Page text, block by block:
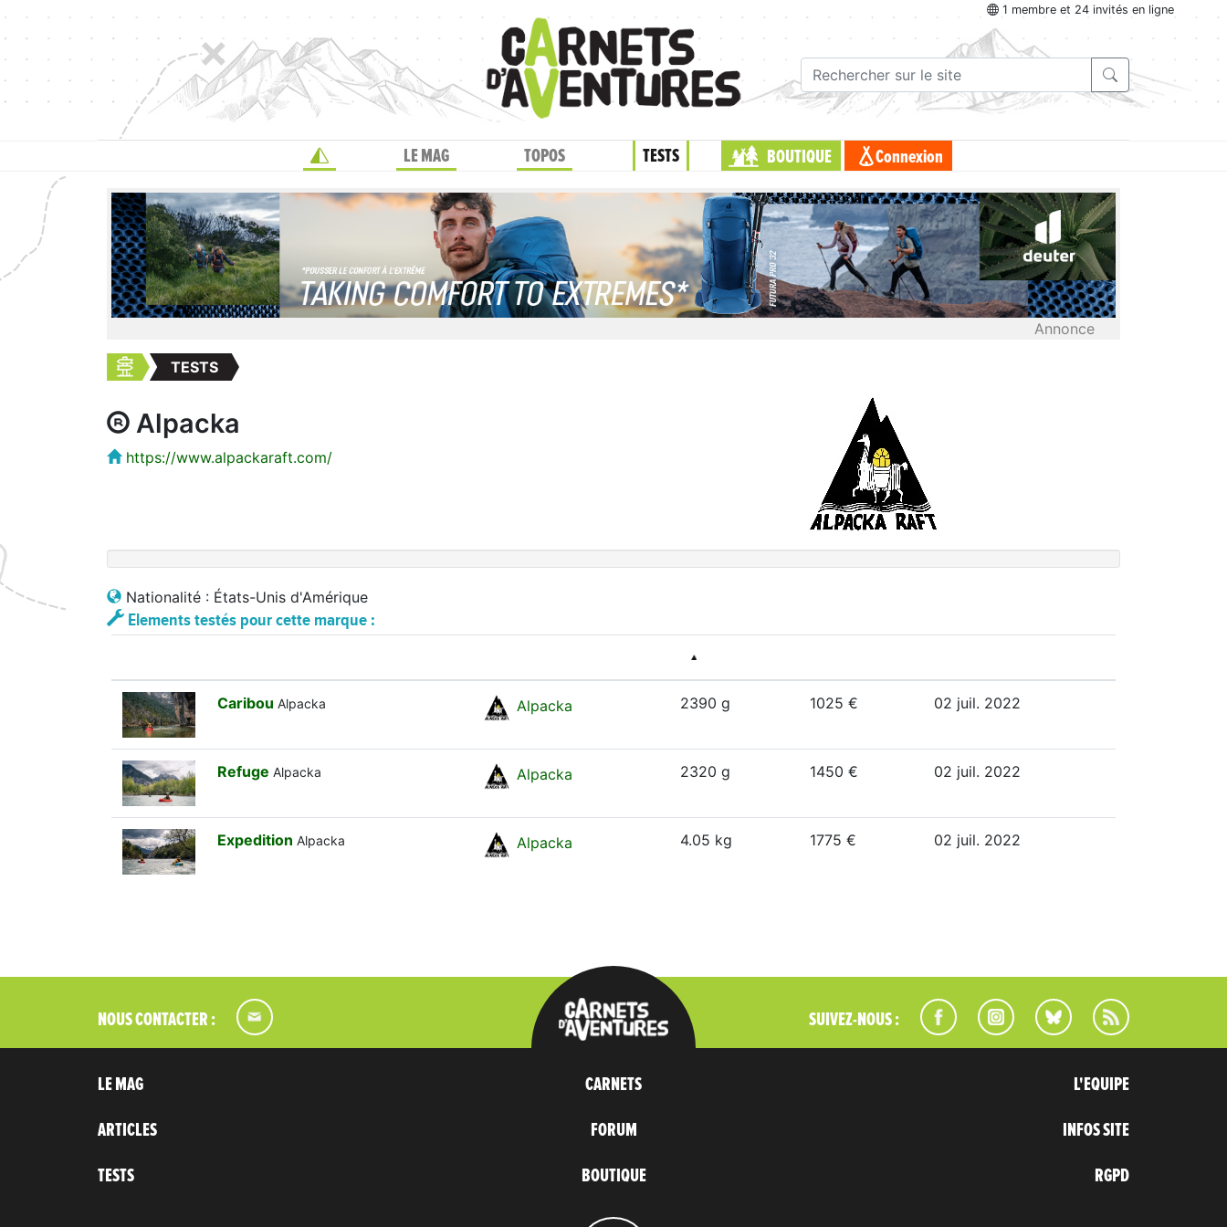
1 membre et 24 invités en ligne
LE MAG TOPOS TESTS BOUTIQUE Connexion
Annonce
TESTS
Alpacka
https://www.alpackaraft.com/
Nationalité : États-Unis d'Amérique
Elements testés pour cette marque :
Caribou Alpacka Alpacka 2390 g 1025 € 02 juil. 2022
Refuge Alpacka Alpacka 2320 g 1450 € 02 juil. 2022
Expedition Alpacka Alpacka 4.05 kg 1775 € 02 juil. 2022
NOUS CONTACTER : SUIVEZ-NOUS :
LE MAG
ARTICLES
TESTS
CARNETS
FORUM
BOUTIQUE
L'EQUIPE
INFOS SITE
RGPD